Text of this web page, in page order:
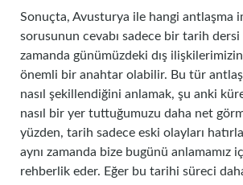
Sonuçta, Avusturya ile hangi antlaşma
sorusunun cevabı sadece bir tarih dersi
zamanda günümüzdeki dış ilişkilerimizin
önemli bir anahtar olabilir. Bu tür
nasıl şekillendiğini anlamak, şu anki
nasıl bir yer tuttuğumuzu daha net
yüzden, tarih sadece eski olayları
aynı zamanda bize bugünü anlamamız
rehberlik eder. Eğer bu tarihi süreci